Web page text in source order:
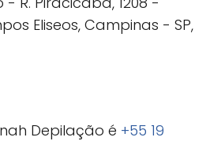
Eliseos, Campinas - SP,
Depilação é +55 19